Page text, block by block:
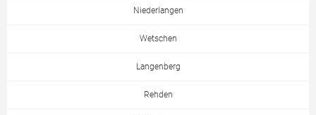
Niederlangen
Wetschen
Langenberg
Rehden